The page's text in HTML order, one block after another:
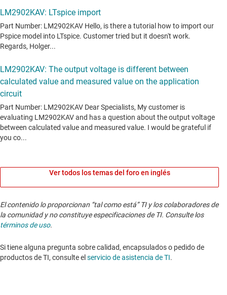
Ver todos los temas del foro en inglés
El contenido lo proporcionan “tal como está” TI y los colaboradores de
la comunidad y no constituye especificaciones de TI. Consulte los
términos de uso.
Si tiene alguna pregunta sobre calidad, encapsulados o pedido de
productos de TI, consulte el servicio de asistencia de TI. ​​​​​​​​​​​​​​